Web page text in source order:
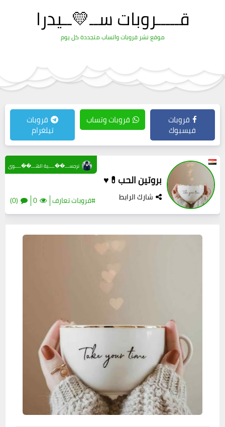
قـــــروبات ســ💛ــيدرا
موقع نشر قروبات واتساب متجددة كل يوم
قروبات
فيسبوك
قروبات وتساب قروبات
تيلغرام
بروتين الحب💊♥
شارك الرابط #قروبات تعارف 0
(0)
نرجســـ��ــــية الهـــ��ــــوى